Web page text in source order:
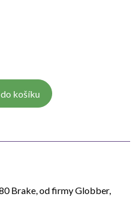
košíku
Brake, od firmy Globber,